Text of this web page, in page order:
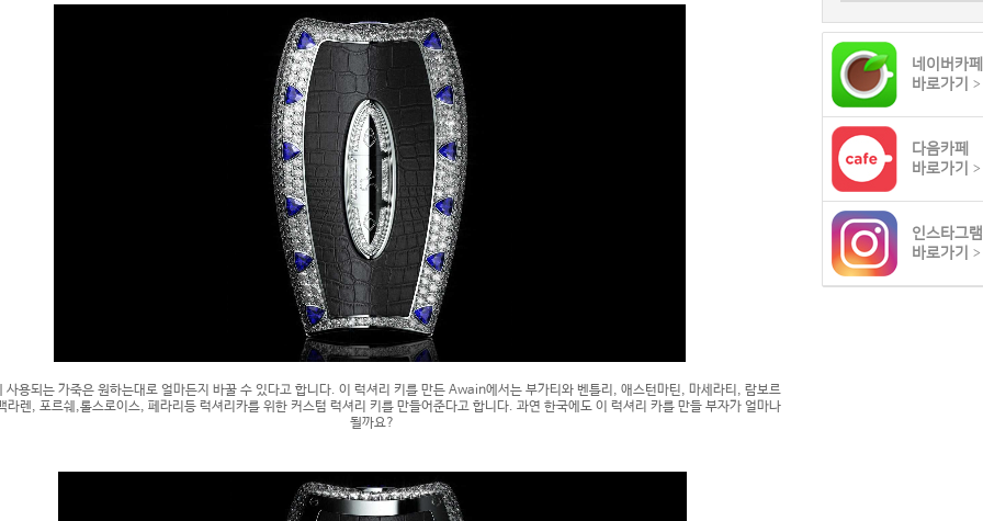
사용되는 가죽은 원하는대로 얼마든지 바꿀 수 있다고 합니다. 이 럭셔리 키를 만든 Awain에서는 부가티와 벤틀리, 애스턴마틴, 마세라티, 람보르
라렌, 포르쉐,롤스로이스, 페라리등 럭셔리카를 위한 커스텀 럭셔리 키를 만들어준다고 합니다. 과연 한국에도 이 럭셔리 카를 만들 부자가 얼마나
될까요?
네이버카페
바로가기 >
다음카페
바로가기 >
인스타그램
바로가기 >